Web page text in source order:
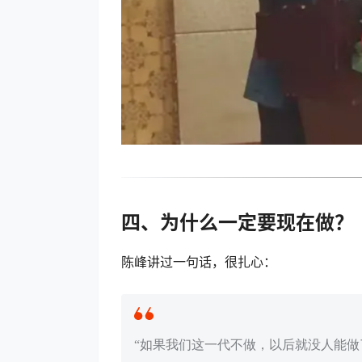
四、为什么一定要现在做？
陈峰讲过一句话，很扎心：
“如果我们这一代不做，以后就没人能做